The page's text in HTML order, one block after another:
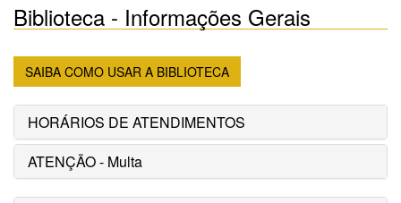
Biblioteca - Informações Gerais
SAIBA COMO USAR A BIBLIOTECA
HORÁRIOS DE ATENDIMENTOS
ATENÇÃO - Multa